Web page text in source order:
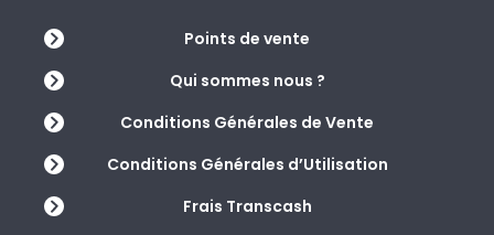
Points de vente
Qui sommes nous ?
Conditions Générales de Vente
Conditions Générales d’Utilisation
Frais Transcash